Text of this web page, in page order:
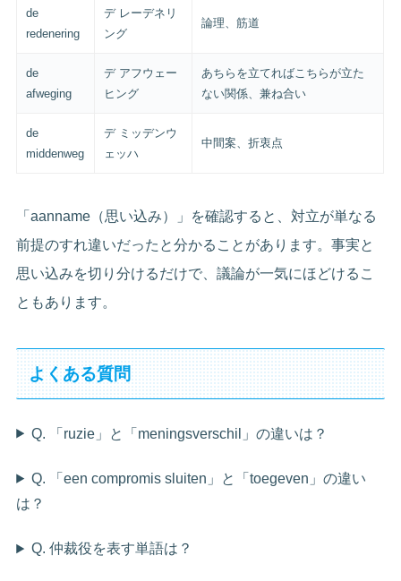
de
redenering
デ レーデネリ
ング
論理、筋道
de
afweging
デ アフウェー
ヒング
あちらを立てればこちらが立た
ない関係、兼ね合い
de
middenweg
デ ミッデンウ
ェッハ
中間案、折衷点
「aanname（思い込み）」を確認すると、対立が単なる
前提のすれ違いだったと分かることがあります。事実と
思い込みを切り分けるだけで、議論が一気にほどけるこ
ともあります。
よくある質問
Q. 「ruzie」と「meningsverschil」の違いは？
Q. 「een compromis sluiten」と「toegeven」の違い
は？
Q. 仲裁役を表す単語は？